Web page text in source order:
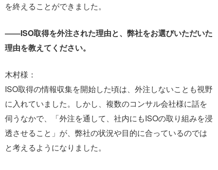
を終えることができました。
――ISO取得を外注された理由と、弊社をお選びいただいた
理由を教えてください。
木村様：
ISO取得の情報収集を開始した頃は、外注しないことも視野
に入れていました。しかし、複数のコンサル会社様に話を
伺うなかで、「外注を通して、社内にもISOの取り組みを浸
透させること」が、弊社の状況や目的に合っているのでは
と考えるようになりました。